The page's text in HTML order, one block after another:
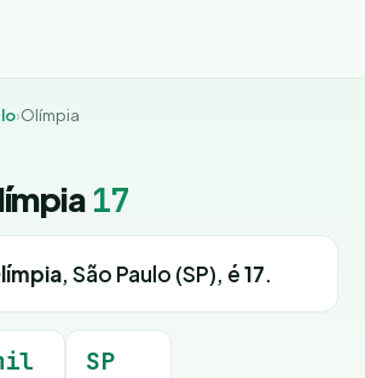
›Olímpia
17
, São Paulo (SP), é17.
SP